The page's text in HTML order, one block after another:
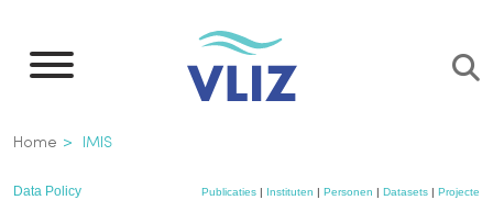
naar
inhoud
gaan
Kruimelpad
Home IMIS
Data Policy Publicaties | Instituten | Personen | Datasets | Projecten